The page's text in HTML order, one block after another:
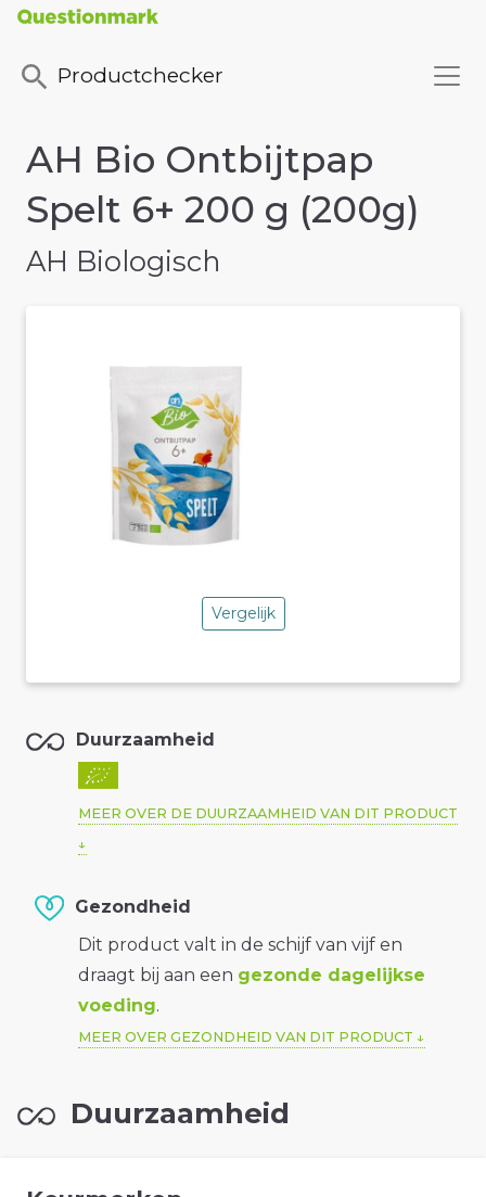
Productchecker
AH Bio Ontbijtpap
Spelt 6+ 200 g (200g)
AH Biologisch
Vergelijk
Duurzaamheid
MEER OVER DE DUURZAAMHEID VAN DIT PRODUCT
Gezondheid
Dit product valt in de schijf van vijf en
draagt bij aan een gezonde dagelijkse
voeding.
MEER OVER GEZONDHEID VAN DIT PRODUCT
Duurzaamheid